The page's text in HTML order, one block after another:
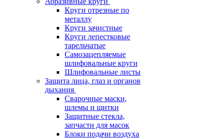
Круги отрезные по
металлу
Круги зачистные
Круги лепестковые
тарельчатые
Самозацепляемые
шлифовальные круги
Шлифовальные листы
Защита лица, глаз и органов
дыхания
Сварочные маски,
шлемы и щитки
Защитные стекла,
запчасти для масок
Блоки подачи воздуха